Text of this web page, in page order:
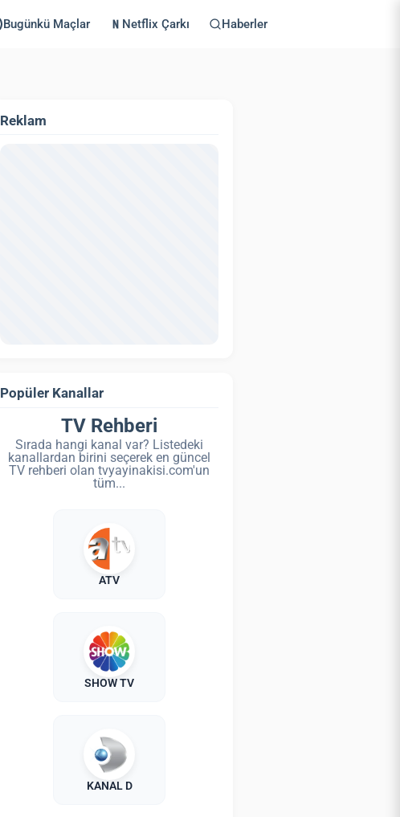
Bugünkü Maçlar Netflix Çarkı Haberler
Reklam
Popüler Kanallar
TV Rehberi
Sırada hangi kanal var? Listedeki
kanallardan birini seçerek en güncel
TV rehberi olan tvyayinakisi.com'un
tüm...
ATV
SHOW TV
KANAL D